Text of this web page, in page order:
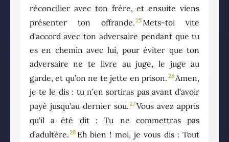
réconcilier avec ton frère, et ensuite viens
présenter ton offrande.25Mets-toi vite
d’accord avec ton adversaire pendant que tu
es en chemin avec lui, pour éviter que ton
adversaire ne te livre au juge, le juge au
garde, et qu’on ne te jette en prison. 26Amen,
je te le dis : tu n’en sortiras pas avant d’avoir
payé jusqu’au dernier sou.27Vous avez appris
qu’il a été dit : Tu ne commettras pas
d’adultère.28 Eh bien ! moi, je vous dis : Tout